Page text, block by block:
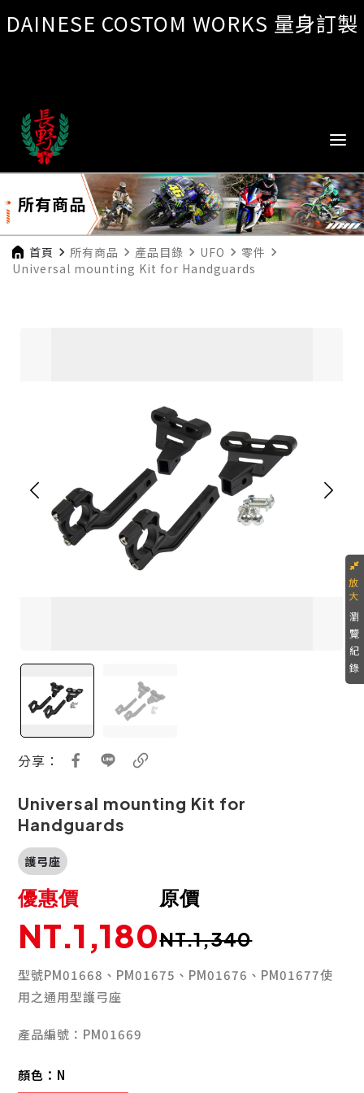
DAINESE COSTOM WORKS 量身訂製
所有商品
首頁 navigate_next 所有商品 navigate_next 產品目錄 navigate_next UFO navigate_next 零件 navigate_next
Universal mounting Kit for Handguards
分享：
Universal mounting Kit for
Handguards
護弓座
原價
NT.1,340
優惠價
NT.1,180
型號PM01668、PM01675、PM01676、PM01677使
用之通用型護弓座
產品編號：PM01669
顏色： N
瀏
覽
紀
錄